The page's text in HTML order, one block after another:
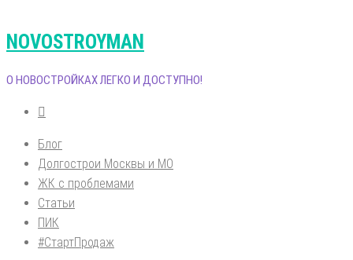
NOVOSTROYMAN
О НОВОСТРОЙКАХ ЛЕГКО И ДОСТУПНО!
Блог
Долгострои Москвы и МО
ЖК с проблемами
Статьи
ПИК
#СтартПродаж